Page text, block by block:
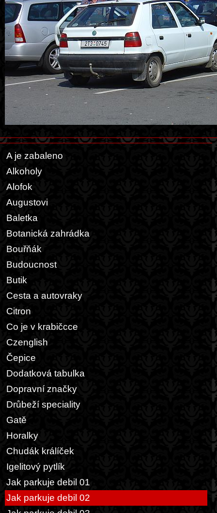
A je zabaleno
Alkoholy
Alofok
Augustovi
Baletka
Botanická zahrádka
Bouřňák
Budoucnost
Butik
Cesta a autovraky
Citron
Co je v krabičcce
Czenglish
Čepice
Dodatková tabulka
Dopravní značky
Drůbeží speciality
Gatě
Horalky
Chudák králíček
Igelitový pytlík
Jak parkuje debil 01
Jak parkuje debil 02